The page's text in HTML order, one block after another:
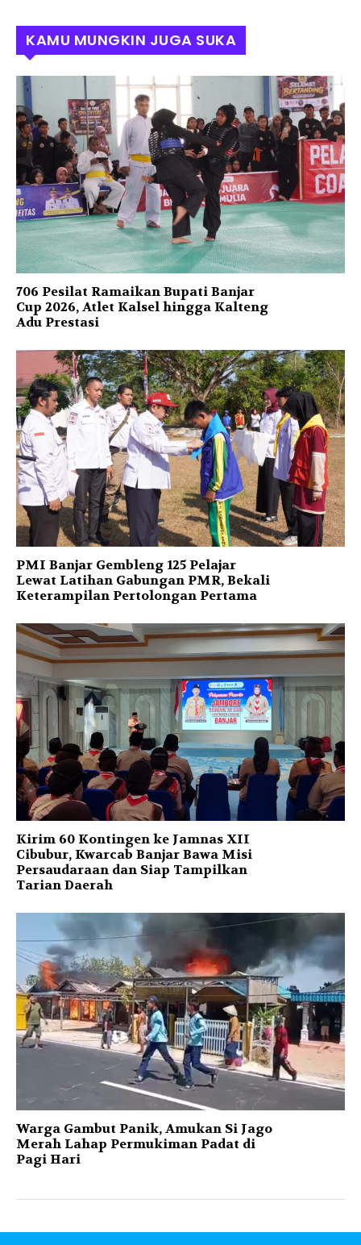
KAMU MUNGKIN JUGA SUKA
706 Pesilat Ramaikan Bupati Banjar
Cup 2026, Atlet Kalsel hingga Kalteng
Adu Prestasi
PMI Banjar Gembleng 125 Pelajar
Lewat Latihan Gabungan PMR, Bekali
Keterampilan Pertolongan Pertama
Kirim 60 Kontingen ke Jamnas XII
Cibubur, Kwarcab Banjar Bawa Misi
Persaudaraan dan Siap Tampilkan
Tarian Daerah
Warga Gambut Panik, Amukan Si Jago
Merah Lahap Permukiman Padat di
Pagi Hari